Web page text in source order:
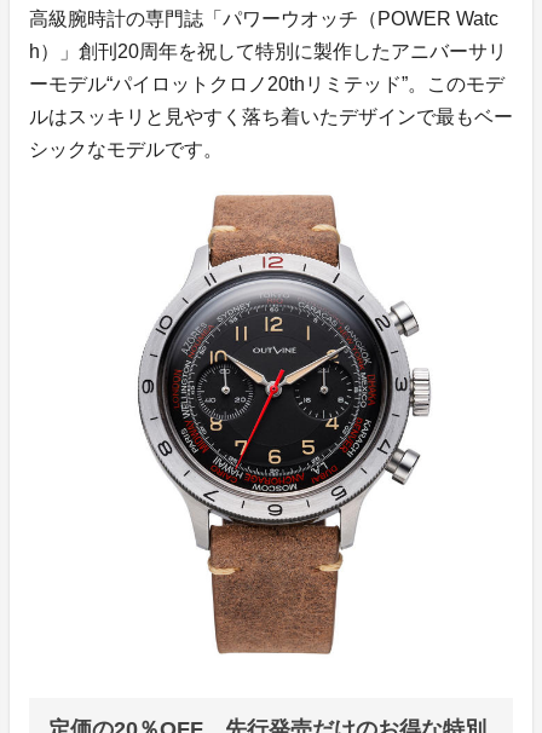
高級腕時計の専門誌「パワーウオッチ（POWER Watc
h）」創刊20周年を祝して特別に製作したアニバーサリ
ーモデル“パイロットクロノ20thリミテッド”。このモデ
ルはスッキリと見やすく落ち着いたデザインで最もベー
シックなモデルです。